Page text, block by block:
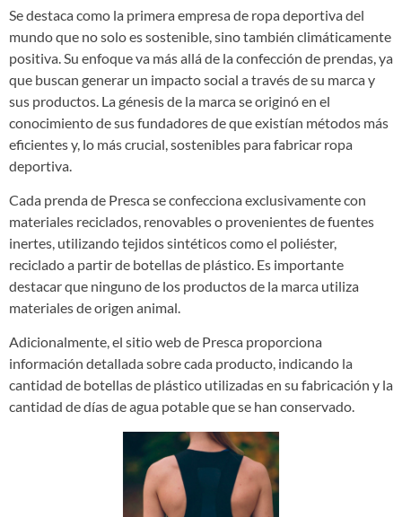
Se destaca como la primera empresa de ropa deportiva del
mundo que no solo es sostenible, sino también climáticamente
positiva. Su enfoque va más allá de la confección de prendas, ya
que buscan generar un impacto social a través de su marca y
sus productos. La génesis de la marca se originó en el
conocimiento de sus fundadores de que existían métodos más
eficientes y, lo más crucial, sostenibles para fabricar ropa
deportiva.
Cada prenda de Presca se confecciona exclusivamente con
materiales reciclados, renovables o provenientes de fuentes
inertes, utilizando tejidos sintéticos como el poliéster,
reciclado a partir de botellas de plástico. Es importante
destacar que ninguno de los productos de la marca utiliza
materiales de origen animal.
Adicionalmente, el sitio web de Presca proporciona
información detallada sobre cada producto, indicando la
cantidad de botellas de plástico utilizadas en su fabricación y la
cantidad de días de agua potable que se han conservado.